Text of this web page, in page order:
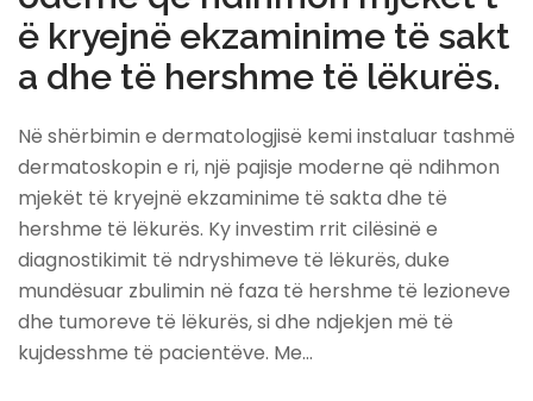
ë kryejnë ekzaminime të sakt
a dhe të hershme të lëkurës.
Në shërbimin e dermatologjisë kemi instaluar tashmë
dermatoskopin e ri, një pajisje moderne që ndihmon
mjekët të kryejnë ekzaminime të sakta dhe të
hershme të lëkurës. Ky investim rrit cilësinë e
diagnostikimit të ndryshimeve të lëkurës, duke
mundësuar zbulimin në faza të hershme të lezioneve
dhe tumoreve të lëkurës, si dhe ndjekjen më të
kujdesshme të pacientëve. Me…